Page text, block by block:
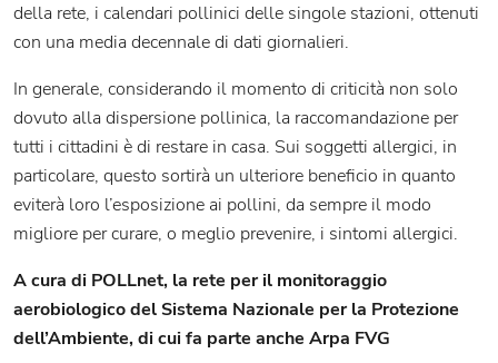
della rete, i calendari pollinici delle singole stazioni, ottenuti
con una media decennale di dati giornalieri.
In generale, considerando il momento di criticità non solo
dovuto alla dispersione pollinica, la raccomandazione per
tutti i cittadini è di restare in casa. Sui soggetti allergici, in
particolare, questo sortirà un ulteriore beneficio in quanto
eviterà loro l’esposizione ai pollini, da sempre il modo
migliore per curare, o meglio prevenire, i sintomi allergici.
A cura di POLLnet, la rete per il monitoraggio
aerobiologico del Sistema Nazionale per la Protezione
dell’Ambiente, di cui fa parte anche Arpa FVG